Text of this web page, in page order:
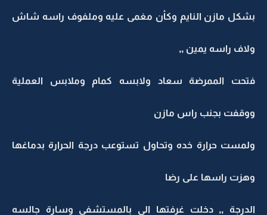
بشكل مازن النايم وكأن مغمى عليه وملفوف راسه شاش
ولاف راسه يمين ,,
فتحت الممرضة سعاد ولابسه كمام وملابس العملية
ووقفت بجنب راس مازن
ولمست حرارة خده وتحاول تستوعب درجة الحرارة بدماغها
وهزت راسها على رضا
الدرجة ,, دخلت غرفتها الي بالمستشفى وسارة جالسه